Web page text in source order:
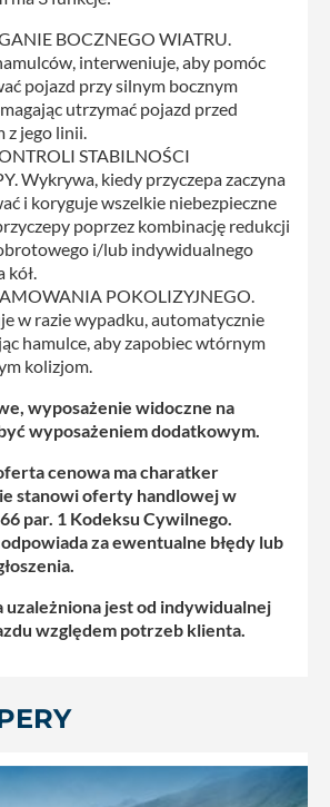
BOCZNEGO WIATRU.
interweniuje, aby pomóc
pojazd przy silnym bocznym
utrzymać pojazd przed
z jego linii.
STABILNOŚCI
Wykrywa, kiedy przyczepa zaczyna
i koryguje wszelkie niebezpieczne
poprzez kombinację redukcji
i/lub indywidualnego
POKOLIZYJNEGO.
w razie wypadku, automatycznie
hamulce, aby zapobiec wtórnym
kolizjom.
wyposażenie widoczne na
wyposażeniem dodatkowym.
cenowa ma charatker
stanowi oferty handlowej w
par. 1 Kodeksu Cywilnego.
za ewentualne błędy lub
uzależniona jest od indywidualnej
względem potrzeb klienta.